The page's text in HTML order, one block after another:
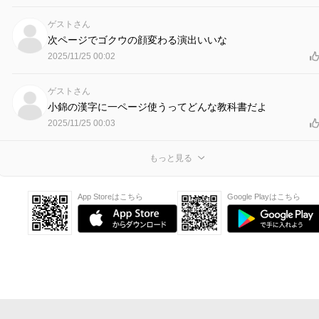
ゲストさん
次ページでゴクウの顔変わる演出いいな
2025/11/25 00:02
ゲストさん
小錦の漢字に一ページ使うってどんな教科書だよ
2025/11/25 00:03
もっと見る
App Storeはこちら Google Playはこちら